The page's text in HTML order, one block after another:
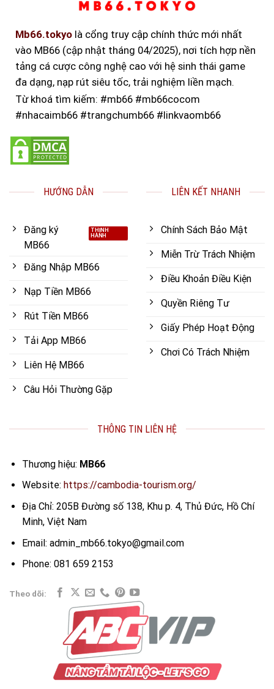
Mb66.tokyo là cổng truy cập chính thức mới nhất
vào MB66 (cập nhật tháng 04/2025), nơi tích hợp nền
tảng cá cược công nghệ cao với hệ sinh thái game
đa dạng, nạp rút siêu tốc, trải nghiệm liền mạch.
Từ khoá tìm kiếm: #mb66 #mb66cocom
#nhacaimb66 #trangchumb66 #linkvaomb66
HƯỚNG DẪN
Đăng ký
MB66
Đăng Nhập MB66
Nạp Tiền MB66
Rút Tiền MB66
Tải App MB66
Liên Hệ MB66
Câu Hỏi Thường Gặp
LIÊN KẾT NHANH
Chính Sách Bảo Mật
Miễn Trừ Trách Nhiệm
Điều Khoản Điều Kiện
Quyền Riêng Tư
Giấy Phép Hoạt Động
Chơi Có Trách Nhiệm
THÔNG TIN LIÊN HỆ
Thương hiệu: MB66
Website: https://cambodia-tourism.org/
Địa Chỉ: 205B Đường số 138, Khu p. 4, Thủ Đức, Hồ Chí
Minh, Việt Nam
Email: admin_mb66.tokyo@gmail.com
Phone: 081 659 2153
Theo dõi: